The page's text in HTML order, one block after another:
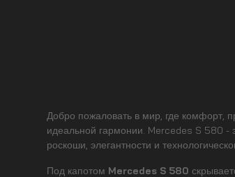
Добро пожаловать в мир, где комфорт,
идеальной гармонии. Mercedes S 580 -
роскоши, элегантности и
Под капотом Mercedes S 580